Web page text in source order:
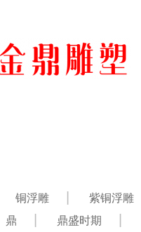
铜浮雕 紫铜浮雕
鼎
鼎盛时期